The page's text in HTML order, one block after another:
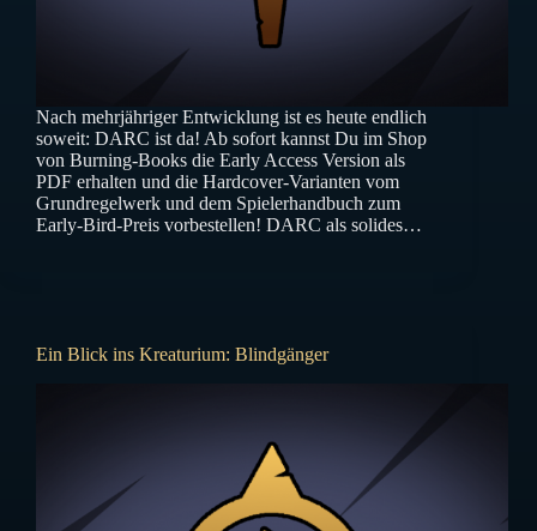
Nach mehrjähriger Entwicklung ist es heute endlich
soweit: DARC ist da! Ab sofort kannst Du im Shop
von Burning-Books die Early Access Version als
PDF erhalten und die Hardcover-Varianten vom
Grundregelwerk und dem Spielerhandbuch zum
Early-Bird-Preis vorbestellen! DARC als solides…
Ein Blick ins Kreaturium: Blindgänger